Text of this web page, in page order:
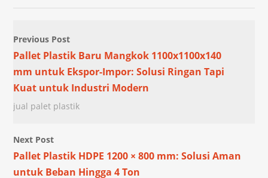
Previous Post
Pallet Plastik Baru Mangkok 1100x1100x140
mm untuk Ekspor-Impor: Solusi Ringan Tapi
Kuat untuk Industri Modern
jual palet plastik
Next Post
Pallet Plastik HDPE 1200 × 800 mm: Solusi Aman
untuk Beban Hingga 4 Ton